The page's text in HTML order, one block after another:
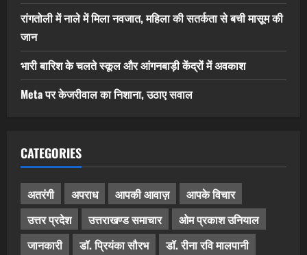
रांगतोली में नाले में मिला नवजात, महिला की सतर्कता से बची मासूम की
जान
भारी बारिश के चलते स्कूल और आंगनबाड़ी केंद्रों में अवकाश
Meta पर केजरीवाल का निशाना, उठाए सवाल
CATEGORIES
अतरंगी अपराध आपकी आवाज़
आपके विचार
उत्तर प्रदेश
उत्तराखण्ड समाचार
ओम प्रकाश उनियाल
जानकारी
डॉ. प्रियंका सौरभ डॉ. रीना रवि मालपानी